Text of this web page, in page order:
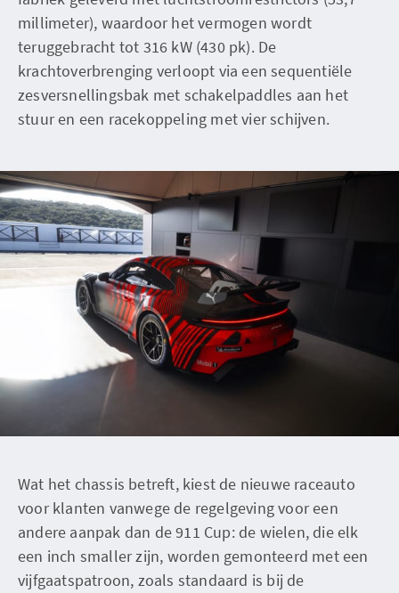
millimeter), waardoor het vermogen wordt
teruggebracht tot 316 kW (430 pk). De
krachtoverbrenging verloopt via een sequentiële
zesversnellingsbak met schakelpaddles aan het
stuur en een racekoppeling met vier schijven.
Wat het chassis betreft, kiest de nieuwe raceauto
voor klanten vanwege de regelgeving voor een
andere aanpak dan de 911 Cup: de wielen, die elk
een inch smaller zijn, worden gemonteerd met een
vijfgaatspatroon, zoals standaard is bij de